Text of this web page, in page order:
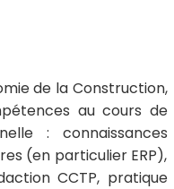
de la Construction,
au cours de
: connaissances
(en particulier ERP),
CCTP, pratique